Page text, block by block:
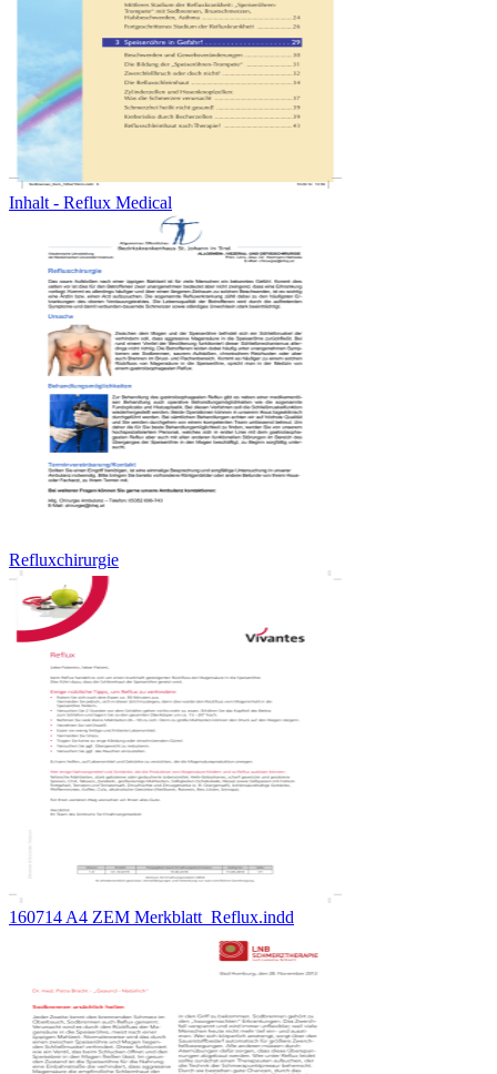
Inhalt - Reflux Medical
Refluxchirurgie
160714 A4 ZEM Merkblatt_Reflux.indd